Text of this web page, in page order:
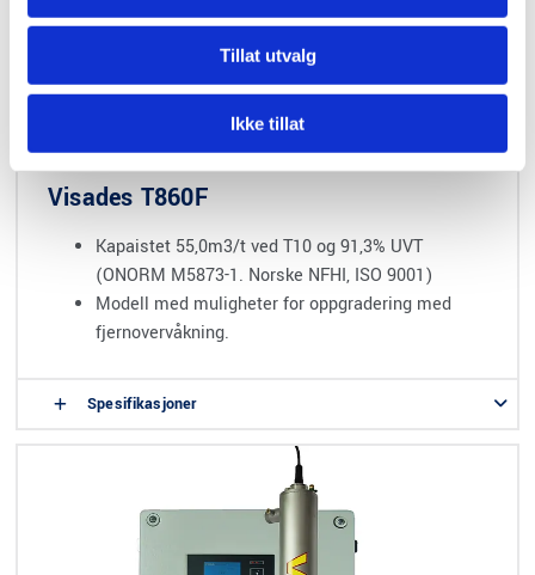
Tillat utvalg
Ikke tillat
Visades T860F
Kapaistet 55,0m3/t ved T10 og 91,3% UVT
(ONORM M5873-1. Norske NFHI, ISO 9001)
Modell med muligheter for oppgradering med
fjernovervåkning.
Spesifikasjoner